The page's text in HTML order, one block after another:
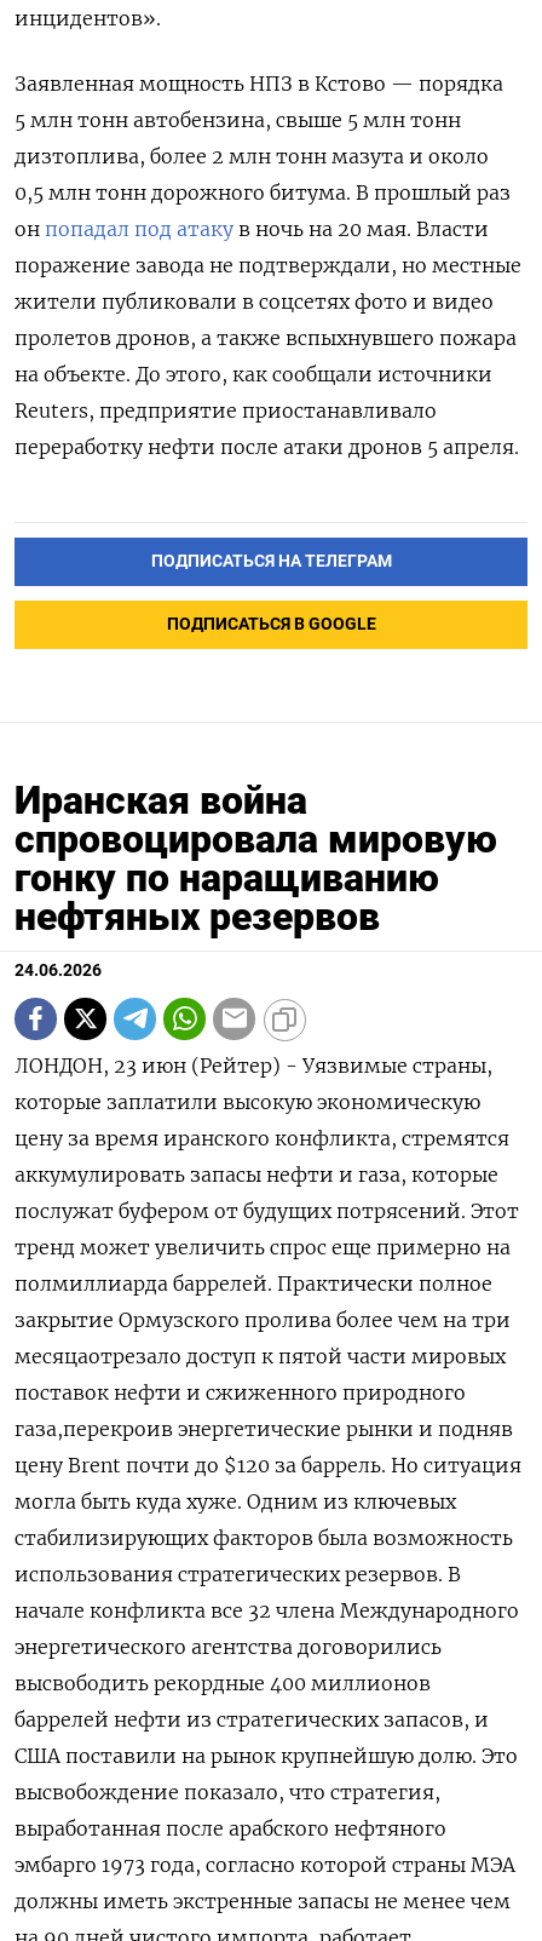
инцидентов».
Заявленная мощность НПЗ в Кстово — порядка
5 млн тонн автобензина, свыше 5 млн тонн
дизтоплива, более 2 млн тонн мазута и около
0,5 млн тонн дорожного битума. В прошлый раз
он попадал под атаку в ночь на 20 мая. Власти
поражение завода не подтверждали, но местные
жители публиковали в соцсетях фото и видео
пролетов дронов, а также вспыхнувшего пожара
на объекте. До этого, как сообщали источники
Reuters, предприятие приостанавливало
переработку нефти после атаки дронов 5 апреля.
ПОДПИСАТЬСЯ НА ТЕЛЕГРАМ
ПОДПИСАТЬСЯ В GOOGLE
Иранская война
спровоцировала мировую
гонку по наращиванию
нефтяных резервов
24.06.2026
ЛОНДОН, 23 июн (Рейтер) - Уязвимые страны,
которые заплатили высокую экономическую
цену за время иранского конфликта, стремятся
аккумулировать запасы нефти и газа, которые
послужат буфером от будущих потрясений. Этот
тренд может увеличить спрос еще примерно на
полмиллиарда баррелей. Практически полное
закрытие Ормузского пролива более чем на три
месяцаотрезало доступ к пятой части мировых
поставок нефти и сжиженного природного
газа,перекроив энергетические рынки и подняв
цену Brent почти до $120 за баррель. Но ситуация
могла быть куда хуже. Одним из ключевых
стабилизирующих факторов была возможность
использования стратегических резервов. В
начале конфликта все ‌32 члена Международного
энергетического агентства договорились
высвободить рекордные 400 миллионов
баррелей нефти из стратегических запасов, и
США поставили на рынок крупнейшую долю. Это
высвобождение показало, что стратегия,
выработанная после арабского нефтяного
эмбарго 1973 года, согласно которой страны МЭА
должны иметь экстренные запасы не менее чем